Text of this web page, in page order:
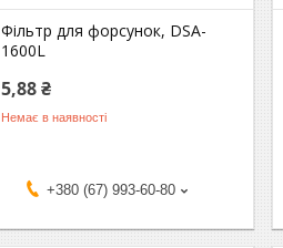
Фільтр для форсунок, DSA-
1600L
5,88 ₴
Немає в наявності
+380 (67) 993-60-80